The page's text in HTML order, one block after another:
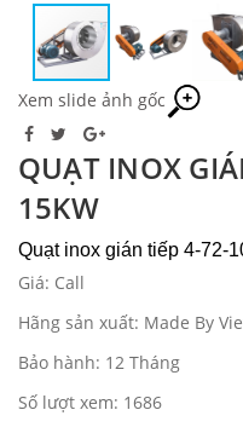
Xem slide ảnh gốc
QUẠT INOX
15KW
Quạt inox gián tiếp 4-72-
Giá: Call
Hãng sản xuất: Made By
Bảo hành: 12 Tháng
Số lượt xem: 1686